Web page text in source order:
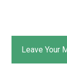
Leave Your